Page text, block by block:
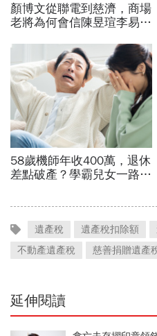
遺產稅 遺產稅扣除額
不動產遺產稅
慈善捐贈遺產
延伸閱讀